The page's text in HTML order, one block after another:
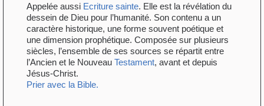
Appelée aussi Ecriture sainte. Elle est la révélation du
dessein de Dieu pour l’humanité. Son contenu a un
caractère historique, une forme souvent poétique et
une dimension prophétique. Composée sur plusieurs
siècles, l’ensemble de ses sources se répartit entre
l’Ancien et le Nouveau Testament, avant et depuis
Jésus-Christ.
Prier avec la Bible.